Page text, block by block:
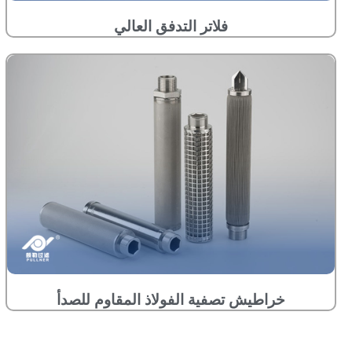
فلاتر التدفق العالي
خراطيش تصفية الفولاذ المقاوم للصدأ